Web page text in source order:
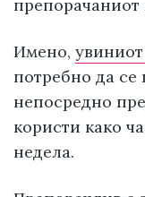
Имено,
потребно да се
непосредно
користи како
недела.